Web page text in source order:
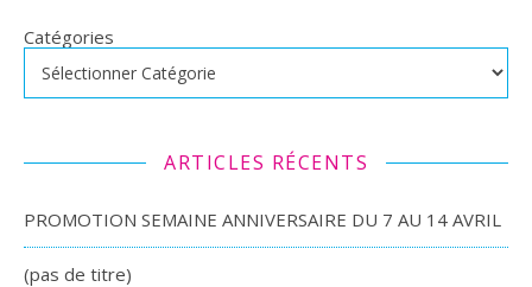
Catégories
ARTICLES RÉCENTS
PROMOTION SEMAINE ANNIVERSAIRE DU 7 AU 14 AVRIL
(pas de titre)